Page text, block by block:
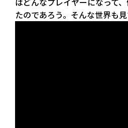
たのであろう。そんな世界も